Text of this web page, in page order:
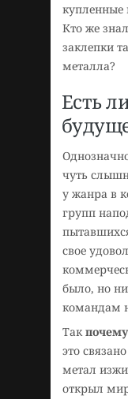
купленные
Кто же
заклепки
металла?
Есть
чуть
у жанра в
групп
свое
было, но
командам
Такпочему
это
метал
открыл